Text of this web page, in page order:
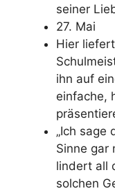
seiner
27. Mai
Hier
ihn auf
einfache,
„Ich sage
Sinne gar
lindert all
solchen